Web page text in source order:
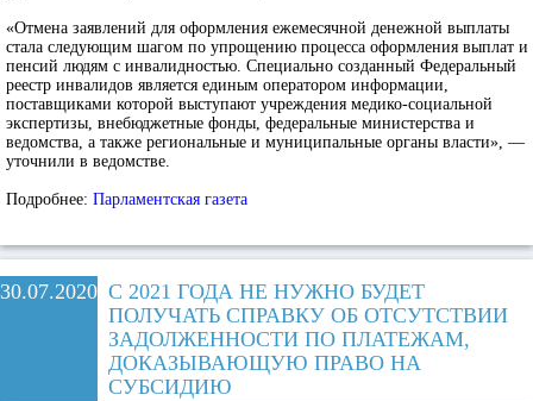
«Отмена заявлений для оформления ежемесячной денежной выплаты
стала следующим шагом по упрощению процесса оформления выплат и
пенсий людям с инвалидностью. Специально созданный Федеральный
реестр инвалидов является единым оператором информации,
поставщиками которой выступают учреждения медико-социальной
экспертизы, внебюджетные фонды, федеральные министерства и
ведомства, а также региональные и муниципальные органы власти», —
уточнили в ведомстве.
Подробнее: Парламентская газета
30.07.2020 С 2021 ГОДА НЕ НУЖНО БУДЕТ
ПОЛУЧАТЬ СПРАВКУ ОБ ОТСУТСТВИИ
ЗАДОЛЖЕННОСТИ ПО ПЛАТЕЖАМ,
ДОКАЗЫВАЮЩУЮ ПРАВО НА
СУБСИДИЮ